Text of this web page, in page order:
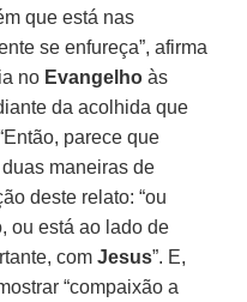
que está nas
se enfureça”, afirma
no Evangelho às
da acolhida que
parece que
duas maneiras de
deste relato: “ou
ou está ao lado de
comJesus”. E,
“compaixão a